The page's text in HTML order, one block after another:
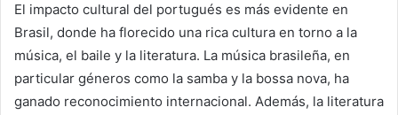
El impacto cultural del portugués es más evidente en
Brasil, donde ha florecido una rica cultura en torno a la
música, el baile y la literatura. La música brasileña, en
particular géneros como la samba y la bossa nova, ha
ganado reconocimiento internacional. Además, la literatura